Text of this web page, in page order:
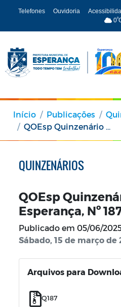
Telefones Ouvidoria
0º
Início Publicações
QOEsp Quinzenário Oficial de Esperança, Nº 187.
QUINZENÁRIOS
QOEsp
Esperança, Nº
Publicado em 05/06/
Sábado, 15 de março de
Arquivos para
Q187